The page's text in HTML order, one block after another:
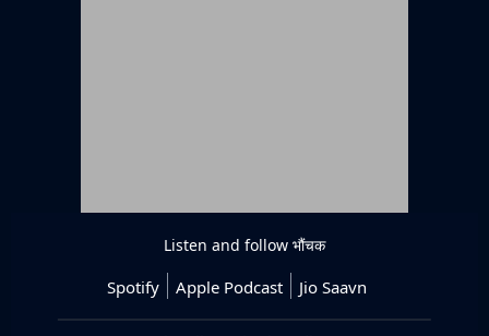
Listen and follow भौंचक
Spotify Apple Podcast Jio Saavn